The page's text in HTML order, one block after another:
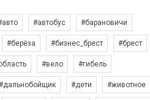
#автобус #барановичи
#берёза #бизнес_брест #брест
#вело #гибель
#дети #животное